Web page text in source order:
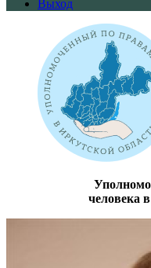
Выход
человека